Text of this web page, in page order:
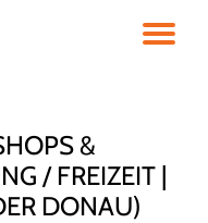
&
/ FREIZEIT |
DONAU)